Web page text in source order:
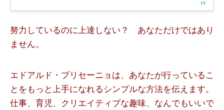
努力しているのに上達しない？ あなただけではあり
ません。
エドアルド・ブリセーニョは、あなたが行っているこ
とをもっと上手になれるシンプルな方法を伝えます。
仕事、育児、クリエイティブな趣味、なんでもいいで